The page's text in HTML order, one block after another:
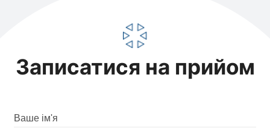
Записатися на прийом